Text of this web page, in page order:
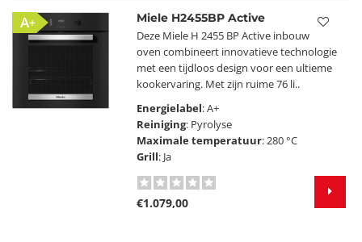
A+ Miele H2455BP Active
Deze Miele H 2455 BP Active inbouw
oven combineert innovatieve technologie
met een tijdloos design voor een ultieme
kookervaring. Met zijn ruime 76 li..
Energielabel: A+
Reiniging: Pyrolyse
Maximale temperatuur: 280 °C
Grill: Ja
€1.079,00